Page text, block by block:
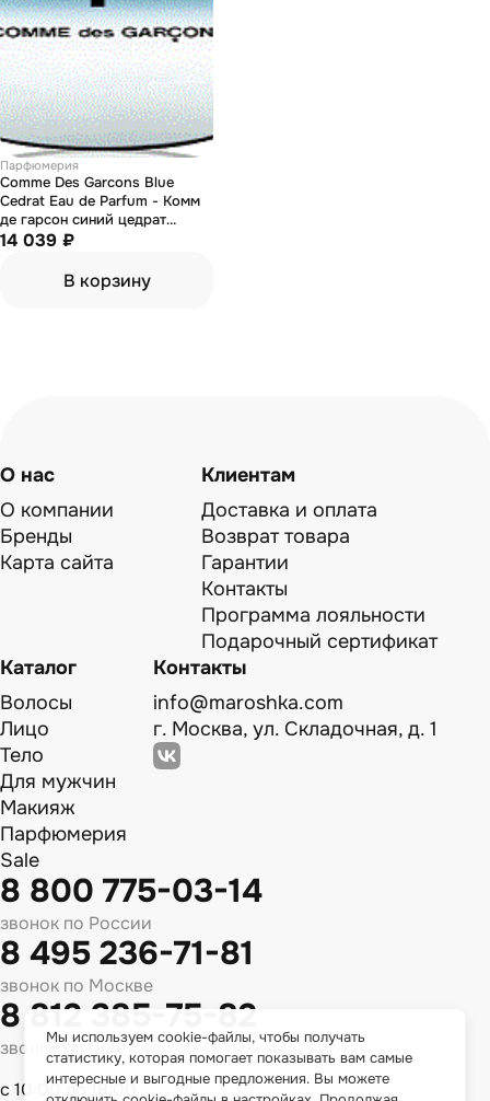
Парфюмерия
Comme Des Garcons Blue
Cedrat Eau de Parfum - Комм
де гарсон синий цедрат
парфюмированная вода 100
14 039 ₽
В корзину
О нас
О компании
Бренды
Карта сайта
Клиентам
Доставка и оплата
Возврат товара
Гарантии
Контакты
Программа лояльности
Подарочный сертификат
Каталог
Волосы
Лицо
Тело
Для мужчин
Макияж
Парфюмерия
Sale
Контакты
info@maroshka.com
г. Москва, ул. Складочная, д. 1
8 800 775-03-14
звонок по России
8 495 236-71-81
звонок по Москве
8 812 385-75-82
звонок по Спб
с 10:00 до 18:00
Мы используем cookie-файлы, чтобы получать
статистику, которая помогает показывать вам самые
интересные и выгодные предложения. Вы можете